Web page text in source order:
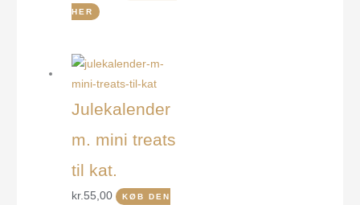
HER
Julekalender
m. mini treats
til kat.
kr.55,00 KØB DEN